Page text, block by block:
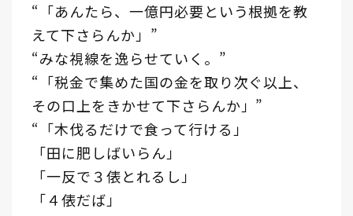
“「あんたら、一億円必要という根拠を教
えて下さらんか」”
“みな視線を逸らせていく。”
“「税金で集めた国の金を取り次ぐ以上、
その口上をきかせて下さらんか」”
“「木伐るだけで食って行ける」
「田に肥しばいらん」
「一反で３俵とれるし」
「４俵だば」